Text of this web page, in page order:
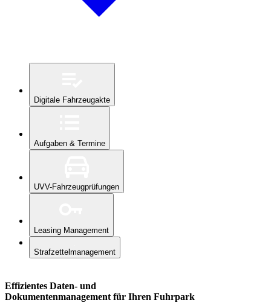
Digitale Fahrzeugakte
Aufgaben & Termine
UVV-Fahrzeugprüfungen
Leasing Management
Strafzettelmanagement
Effizientes Daten- und
Dokumentenmanagement für Ihren Fuhrpark